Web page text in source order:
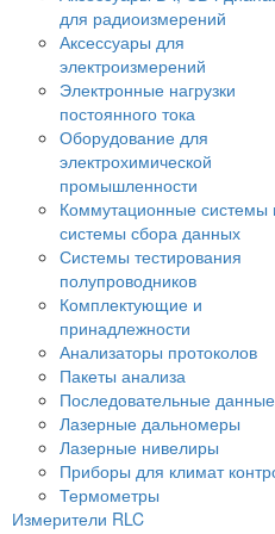
для радиоизмерений
Аксессуары для
электроизмерений
Электронные нагрузки
постоянного тока
Оборудование для
электрохимической
промышленности
Коммутационные системы
системы сбора данных
Системы тестирования
полупроводников
Комплектующие и
принадлежности
Анализаторы протоколов
Пакеты анализа
Последовательные данные
Лазерные дальномеры
Лазерные нивелиры
Приборы для климат
Термометры
Измерители RLC